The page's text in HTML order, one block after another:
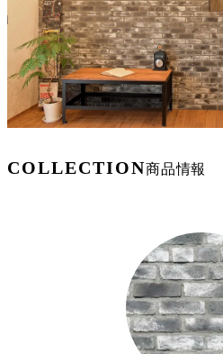
COLLECTION商品情報